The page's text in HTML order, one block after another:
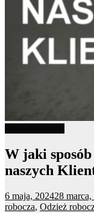
W jaki
naszych
6 maja, 202428
robocza, Odzież